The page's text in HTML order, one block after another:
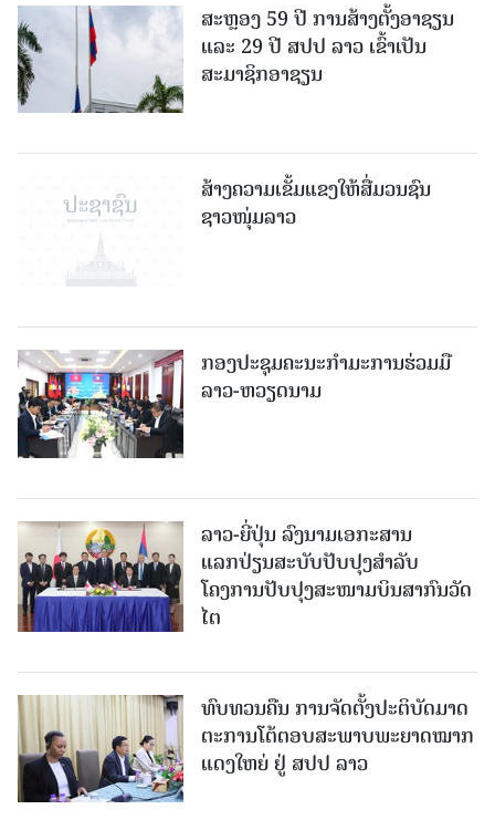
ສະຫຼອງ 59 ປີ ການສ້າງຕັ້ງອາຊຽນ
ແລະ 29 ປີ ສປປ ລາວ ເຂົ້າເປັນ
ສະມາຊິກອາຊຽນ
ສ້າງຄວາມເຂັ້ມແຂງໃຫ້ສື່ມວນຊົນ
ຊາວໜຸ່ມລາວ
ກອງປະຊຸມຄະນະກຳມະການຮ່ວມມື
ລາວ-ຫວຽດນາມ
ລາວ-ຍີ່ປຸ່ນ ລົງນາມເອກະສານ
ແລກປ່ຽນສະບັບປັບປຸງສໍາລັບ
ໂຄງການປັບປຸງສະໜາມບິນສາກົນວັດ
ໄຕ
ທົບທວນຄືນ ການຈັດຕັ້ງປະຕິບັດມາດ
ຕະການໂຕ້ຕອບສະພາບພະຍາດໝາກ
ແດງໃຫຍ່ ຢູ່ ສປປ ລາວ